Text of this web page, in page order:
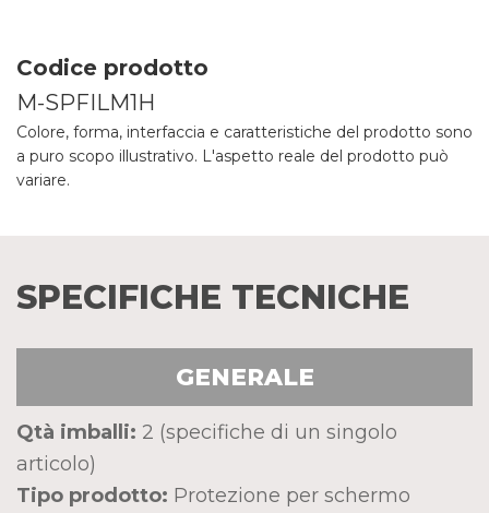
Codice prodotto
M-SPFILM1H
Colore, forma, interfaccia e caratteristiche del prodotto sono
a puro scopo illustrativo. L'aspetto reale del prodotto può
variare.
SPECIFICHE TECNICHE
GENERALE
Qtà imballi: 2 (specifiche di un singolo
articolo)
Tipo prodotto: Protezione per schermo